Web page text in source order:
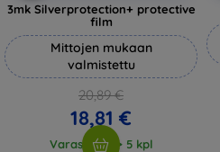
3mk Silverprotection+ protective
film
Mittojen mukaan
valmistettu
20,89 €
18,81 €
Varastossa > 5 kpl